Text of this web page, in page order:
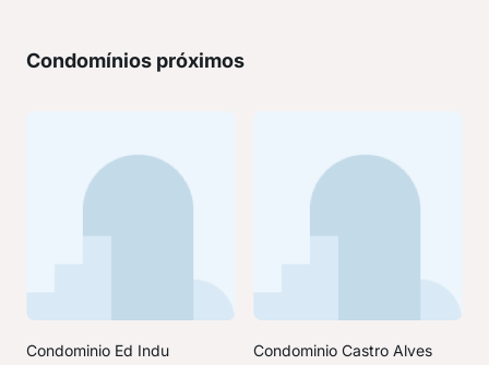
Condomínios próximos
Condominio Ed Indu Condominio Castro Alves